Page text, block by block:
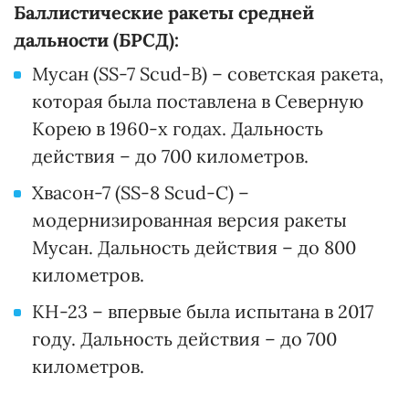
Баллистические ракеты средней
дальности (БРСД):
Мусан (SS-7 Scud-B) – советская ракета,
которая была поставлена в Северную
Корею в 1960-х годах. Дальность
действия – до 700 километров.
Хвасон-7 (SS-8 Scud-C) –
модернизированная версия ракеты
Мусан. Дальность действия – до 800
километров.
КН-23 – впервые была испытана в 2017
году. Дальность действия – до 700
километров.